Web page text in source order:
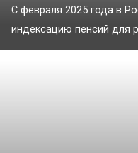
С февраля 2025 года в
индексацию пенсий для